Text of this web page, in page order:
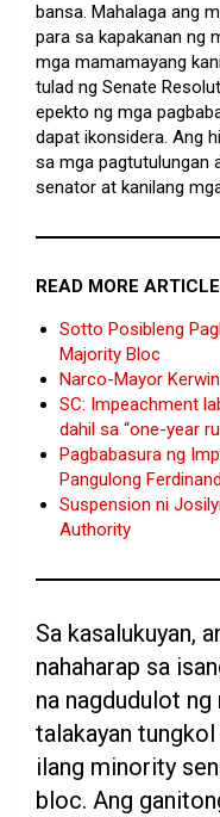
bansa. Mahalaga ang
para sa kapakanan ng
mga mamamayang
tulad ng Senate
epekto ng mga
dapat ikonsidera. Ang
sa mga pagtutulungan
senator at kanilang
READ MORE
Sotto Posibleng
Majority Bloc
Narco-Mayor
SC: Impeachment
dahil sa “one-year
Pagbabasura ng
Pangulong
Suspension ni
Authority
Sa kasalukuyan,
nahaharap sa
na nagdudulot
talakayan
ilang minority
bloc. Ang